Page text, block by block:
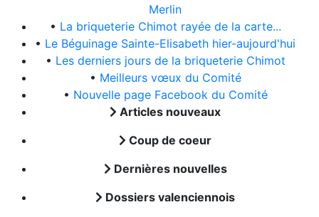
Merlin
• La briqueterie Chimot rayée de la carte...
• Le Béguinage Sainte-Elisabeth hier-aujourd'hui
• Les derniers jours de la briqueterie Chimot
• Meilleurs vœux du Comité
• Nouvelle page Facebook du Comité
Articles nouveaux
Coup de coeur
Dernières nouvelles
Dossiers valenciennois